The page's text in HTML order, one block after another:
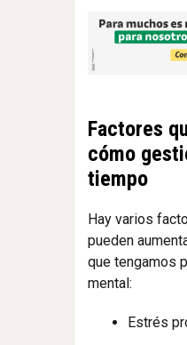
Factores
cómo
tiempo
Hay varios
pueden
que tengamos
mental:
Estrés